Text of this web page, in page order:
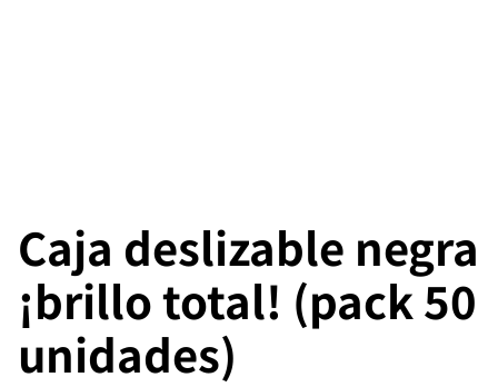
Caja deslizable negra
¡brillo total! (pack 50
unidades)